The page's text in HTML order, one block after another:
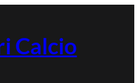
Calcio